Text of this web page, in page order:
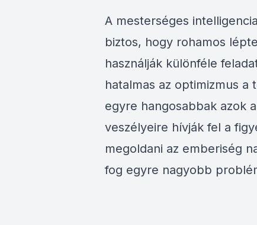
A mesterséges
biztos, hogy rohamos
használják különféle
hatalmas az optimizmus a
egyre hangosabbak azok
veszélyeire hívják fel a
megoldani az emberiség
fog egyre nagyobb